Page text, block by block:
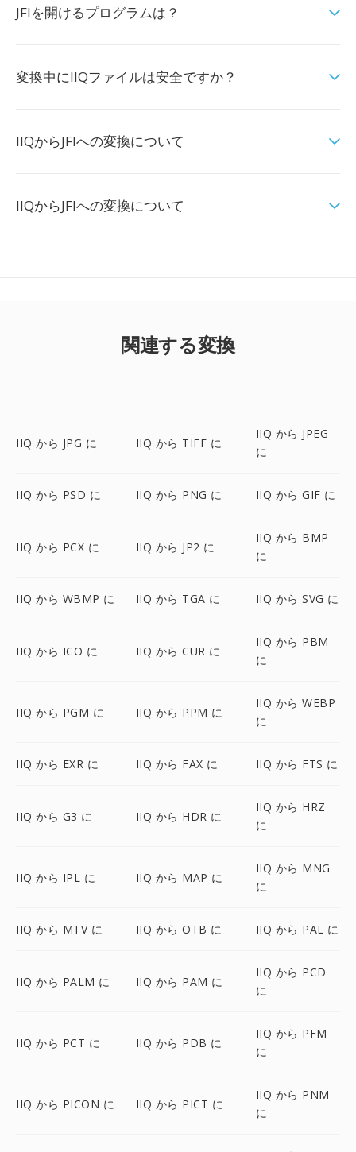
JFIを開けるプログラムは？
変換中にIIQファイルは安全ですか？
IIQからJFIへの変換について
IIQからJFIへの変換について
関連する変換
IIQ から JPG に IIQ から TIFF に
IIQ から JPEG
に
IIQ から PSD に IIQ から PNG に IIQ から GIF に
IIQ から PCX に IIQ から JP2 に
IIQ から BMP
に
IIQ から WBMP に IIQ から TGA に IIQ から SVG に
IIQ から ICO に IIQ から CUR に
IIQ から PBM
に
IIQ から PGM に IIQ から PPM に
IIQ から WEBP
に
IIQ から EXR に IIQ から FAX に IIQ から FTS に
IIQ から G3 に IIQ から HDR に
IIQ から HRZ
に
IIQ から IPL に IIQ から MAP に
IIQ から MNG
に
IIQ から MTV に IIQ から OTB に IIQ から PAL に
IIQ から PALM に IIQ から PAM に
IIQ から PCD
に
IIQ から PCT に IIQ から PDB に
IIQ から PFM
に
IIQ から PICON に IIQ から PICT に
IIQ から PNM
に